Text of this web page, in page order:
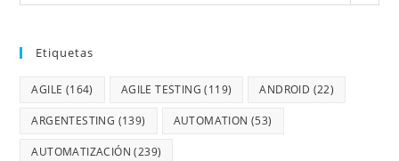
Etiquetas
AGILE (164) AGILE TESTING (119) ANDROID (22)
ARGENTESTING (139) AUTOMATION (53)
AUTOMATIZACIÓN (239)